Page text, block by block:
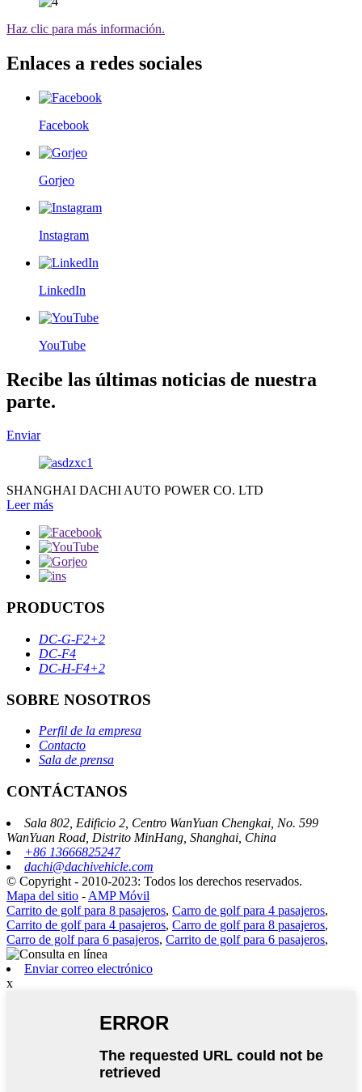
Haz clic para más información.
Enlaces a redes sociales
Facebook
Gorjeo
Instagram
LinkedIn
YouTube
Recibe las últimas noticias de nuestra
parte.
Enviar
SHANGHAI DACHI AUTO POWER CO. LTD
Leer más
PRODUCTOS
DC-G-F2+2
DC-F4
DC-H-F4+2
SOBRE NOSOTROS
Perfil de la empresa
Contacto
Sala de prensa
CONTÁCTANOS
Sala 802, Edificio 2, Centro WanYuan Chengkai, No. 599
WanYuan Road, Distrito MinHang, Shanghai, China
+86 13666825247
dachi@dachivehicle.com
© Copyright - 2010-2023: Todos los derechos reservados.
Mapa del sitio - AMP Móvil
Carrito de golf para 8 pasajeros, Carro de golf para 4 pasajeros,
Carrito de golf para 4 pasajeros, Carro de golf para 8 pasajeros,
Carro de golf para 6 pasajeros, Carrito de golf para 6 pasajeros,
Enviar correo electrónico
x